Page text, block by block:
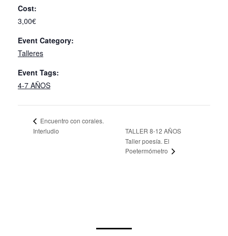
Cost:
3,00€
Event Category:
Talleres
Event Tags:
4-7 AÑOS
Encuentro con corales.
Interludio
TALLER 8-12 AÑOS
Taller poesía. El
Poetermómetro